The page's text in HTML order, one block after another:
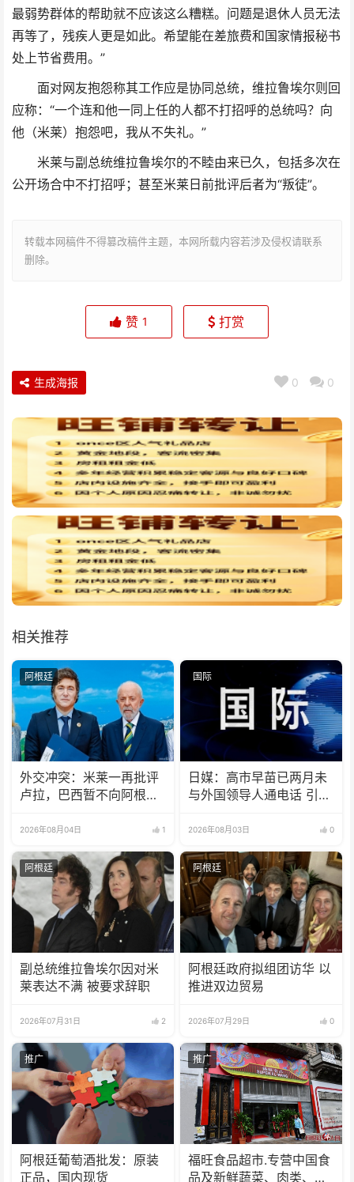
最弱势群体的帮助就不应该这么糟糕。问题是退休人员无法
再等了，残疾人更是如此。希望能在差旅费和国家情报秘书
处上节省费用。”
面对网友抱怨称其工作应是协同总统，维拉鲁埃尔则回
应称：“一个连和他一同上任的人都不打招呼的总统吗？向
他（米莱）抱怨吧，我从不失礼。”
米莱与副总统维拉鲁埃尔的不睦由来已久，包括多次在
公开场合中不打招呼；甚至米莱日前批评后者为“叛徒”。
转载本网稿件不得篡改稿件主题，本网所载内容若涉及侵权请联系
删除。
赞 1 打赏
0 0
生成海报
相关推荐
阿根廷
外交冲突：米莱一再批评
卢拉，巴西暂不向阿根廷
2026年08月04日 1
国际
日媒：高市早苗已两月未
与外国领导人通电话 引发
2026年08月03日 0
阿根廷
副总统维拉鲁埃尔因对米
莱表达不满 被要求辞职
2026年07月31日 2
阿根廷
阿根廷政府拟组团访华 以
推进双边贸易
2026年07月29日 0
推广
阿根廷葡萄酒批发：原装
正品，国内现货
推广
福旺食品超市.专营中国食
品及新鲜蔬菜、肉类、